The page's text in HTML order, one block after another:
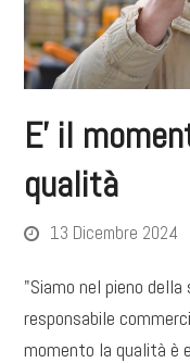
E’ il
qualità
13 Dicembre 2024
"Siamo nel pieno
responsabile
momento la qualità è